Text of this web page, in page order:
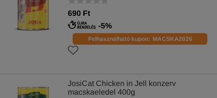
690 Ft
-5%
Felhasználható kupon: MACSKA2026
JosiCat Chicken in Jell konzerv
macskaeledel 400g